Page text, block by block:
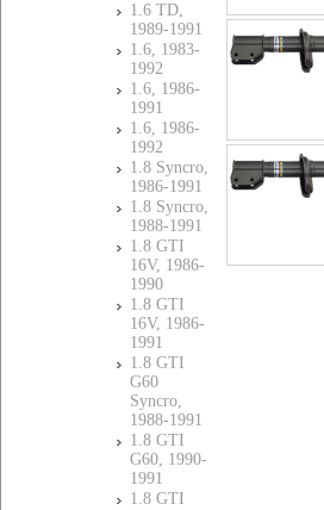
1.6 TD,
1989-1991
1.6, 1983-
1992
1.6, 1986-
1991
1.6, 1986-
1992
1.8 Syncro,
1986-1991
1.8 Syncro,
1988-1991
1.8 GTI
16V, 1986-
1990
1.8 GTI
16V, 1986-
1991
1.8 GTI
G60
Syncro,
1988-1991
1.8 GTI
G60, 1990-
1991
1.8 GTI